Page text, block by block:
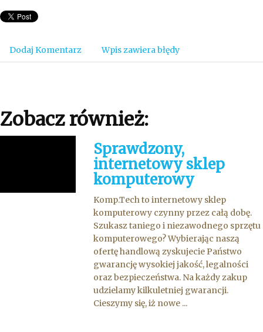
Dodaj Komentarz Wpis zawiera błędy
Zobacz również:
Sprawdzony,
internetowy sklep
komputerowy
Komp.Tech to internetowy sklep
komputerowy czynny przez całą dobę.
Szukasz taniego i niezawodnego sprzętu
komputerowego? Wybierając naszą
ofertę handlową zyskujecie Państwo
gwarancję wysokiej jakość, legalności
oraz bezpieczeństwa. Na każdy zakup
udzielamy kilkuletniej gwarancji.
Cieszymy się, iż nowe ...